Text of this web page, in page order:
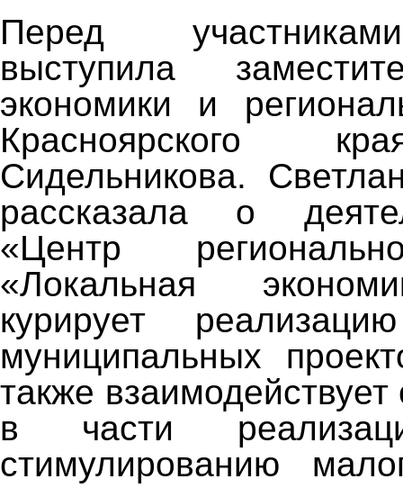
Перед
выступила
экономики и
Красноярского
Сидельникова.
рассказала о
«Центр
«Локальная
курирует
муниципальных
также
в части
стимулированию